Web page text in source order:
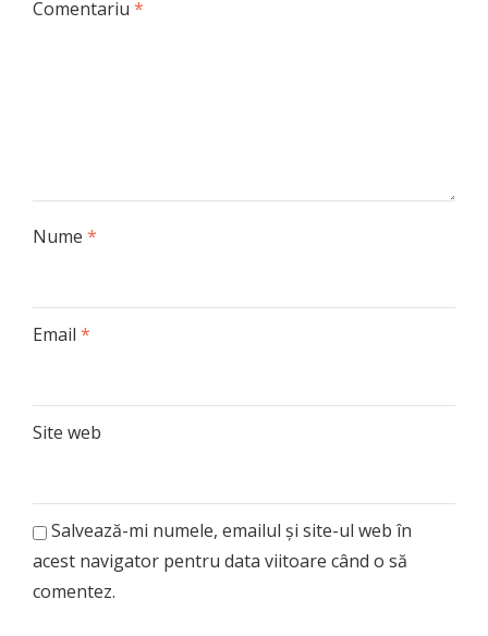
Comentariu *
Nume *
Email *
Site web
Salvează-mi numele, emailul și site-ul web în
acest navigator pentru data viitoare când o să
comentez.